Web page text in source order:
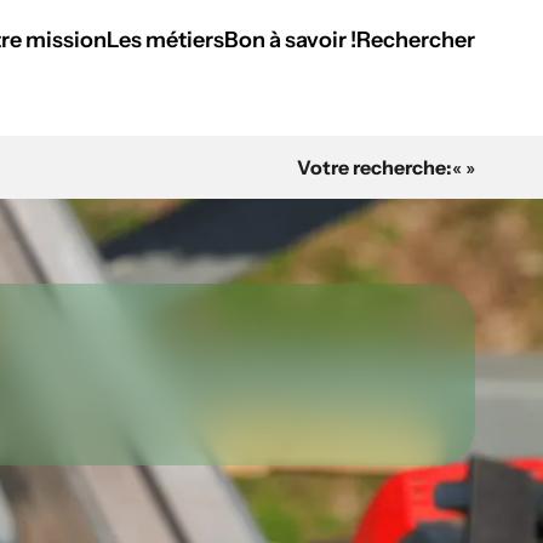
missionLes métiersBon à savoir !Rechercher
Votre recherche:« »